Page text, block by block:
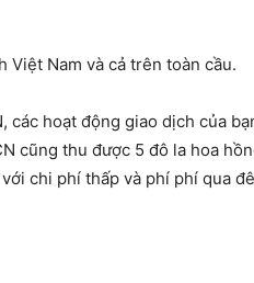
Việt Nam và cả trên toàn cầu.
các hoạt động giao dịch của
cũng thu được 5 đô la hoa
chi phí thấp và phí phí ​​qua